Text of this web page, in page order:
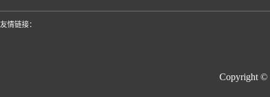
友情链接：
Copyright ©